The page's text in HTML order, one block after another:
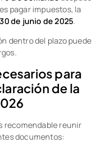
pagar impuestos, la
30 de junio de 2025.
dentro del plazo puede
para
de la
recomendable reunir
documentos: